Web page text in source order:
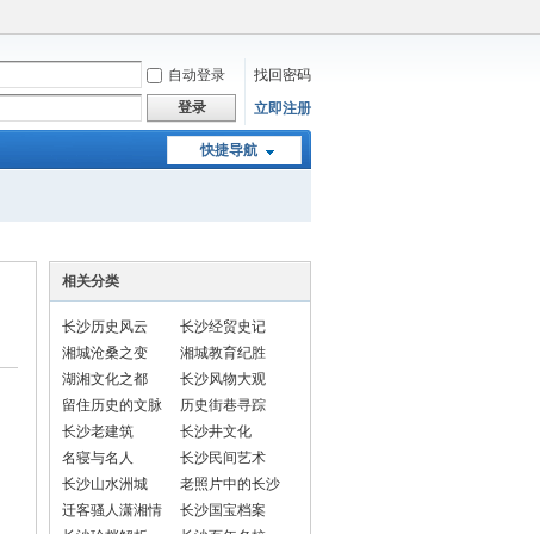
自动登录
找回密码
登录 立即注册
快捷导航
相关分类
长沙历史风云
长沙经贸史记
湘城沧桑之变
湘城教育纪胜
湖湘文化之都
长沙风物大观
留住历史的文脉
历史街巷寻踪
长沙老建筑
长沙井文化
名寝与名人
长沙民间艺术
长沙山水洲城
老照片中的长沙
迁客骚人潇湘情
长沙国宝档案